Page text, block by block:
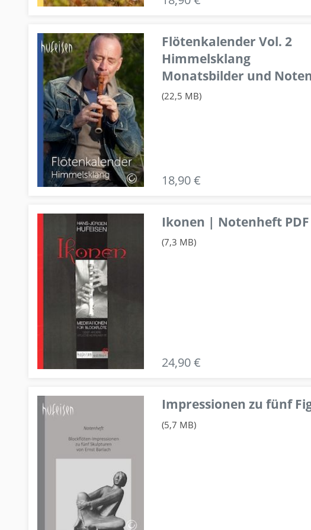
Flötenkalender Vol. 2
Himmelsklang
Monatsbilder und
(22,5 MB)
18,90 €
Ikonen | Notenheft
(7,3 MB)
24,90 €
Impressionen zu fünf
(5,7 MB)